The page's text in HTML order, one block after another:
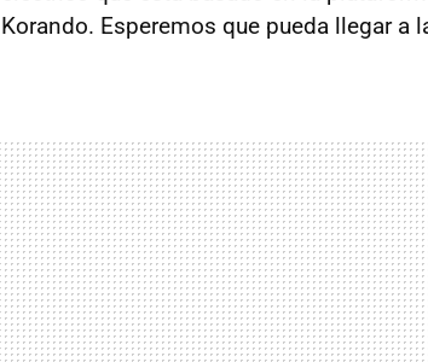
Korando. Esperemos que pueda llegar a